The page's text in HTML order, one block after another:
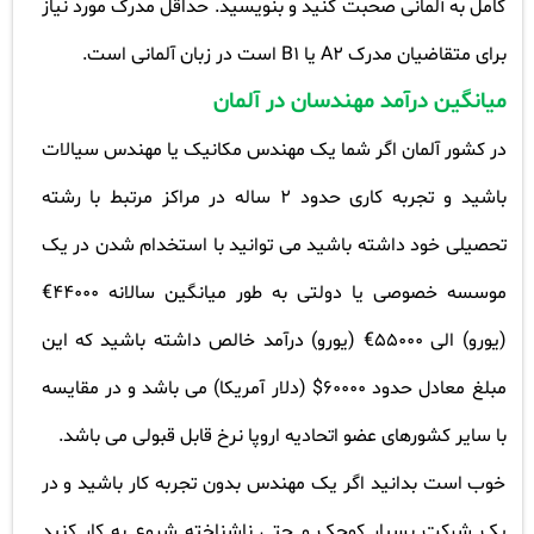
کامل به آلمانی صحبت کنید و بنویسید. حداقل مدرک مورد نیاز
برای متقاضیان مدرک
یا است در زبان آلمانی است.
میانگین درآمد مهندسان در آلمان
در کشور آلمان اگر شما یک مهندس مکانیک یا مهندس سیالات
باشید و تجربه کاری حدود 2 ساله در مراکز مرتبط با رشته
تحصیلی خود داشته باشید می توانید با استخدام شدن در یک
موسسه خصوصی یا دولتی به طور میانگین سالانه 44000€
(یورو) الی 55000€ (یورو) درآمد خالص داشته باشید که این
مبلغ معادل حدود 60000$ (دلار آمریکا) می باشد و در مقایسه
با سایر کشورهای عضو اتحادیه اروپا نرخ قابل قبولی می باشد.
خوب است بدانید اگر یک مهندس بدون تجربه کار باشید و در